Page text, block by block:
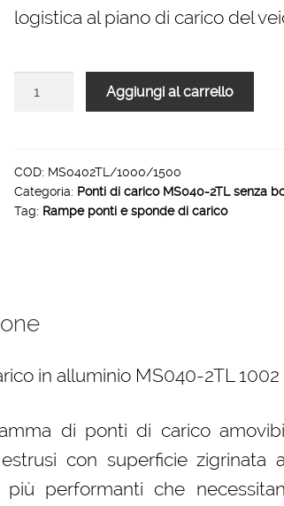
logistica al piano di carico del
alluminio
MS040-
2TL
quantità
Aggiungi al carrello
COD: MS0402TL/1000/1500
Categoria: Ponti di carico MS040-2TL senza
Tag: Rampe ponti e sponde di carico
in alluminio MS040-2TL
di ponti di carico
con superficie
più performanti che